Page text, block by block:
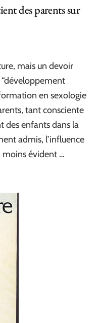
des parents sur
mais un devoir
en sexologie
tant consciente
des enfants dans la
admis, l’influence
moins évident …